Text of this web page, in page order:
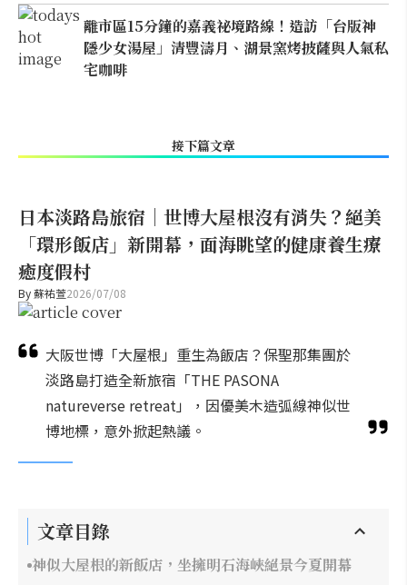
離市區15分鐘的嘉義祕境路線！造訪「台版神
隱少女湯屋」清豐濤月、湖景窯烤披薩與人氣私
宅咖啡
接下篇文章
日本淡路島旅宿｜世博大屋根沒有消失？絕美
「環形飯店」新開幕，面海眺望的健康養生療
癒度假村
By蘇祐萱2026/07/08
大阪世博「大屋根」重生為飯店？保聖那集團於
淡路島打造全新旅宿「THE PASONA
natureverse retreat」，因優美木造弧線神似世
博地標，意外掀起熱議。
文章目錄
神似大屋根的新飯店，坐擁明石海峽絕景今夏開幕